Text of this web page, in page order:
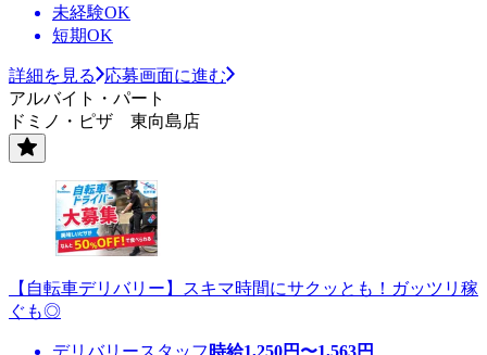
未経験OK
短期OK
詳細を見る
応募画面に進む
アルバイト・パート
ドミノ・ピザ 東向島店
【自転車デリバリー】スキマ時間にサクッとも！ガッツリ稼
ぐも◎
デリバリースタッフ 時給1,250円〜1,563円